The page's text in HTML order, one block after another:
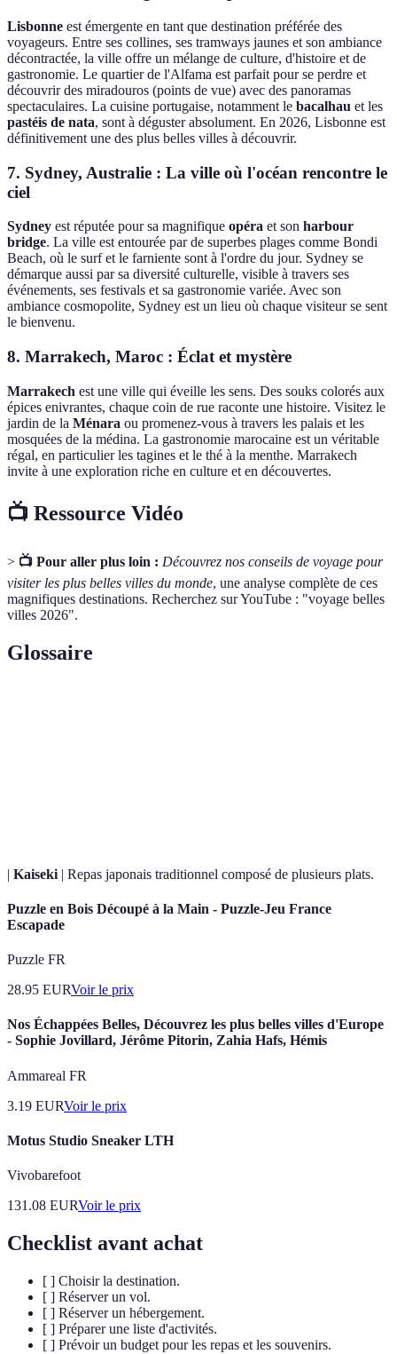
Lisbonne est émergente en tant que destination préférée des
voyageurs. Entre ses collines, ses tramways jaunes et son ambiance
décontractée, la ville offre un mélange de culture, d'histoire et de
gastronomie. Le quartier de l'Alfama est parfait pour se perdre et
découvrir des miradouros (points de vue) avec des panoramas
spectaculaires. La cuisine portugaise, notamment le bacalhau et les
pastéis de nata, sont à déguster absolument. En 2026, Lisbonne est
définitivement une des plus belles villes à découvrir.
7. Sydney, Australie : La ville où l'océan rencontre le
ciel
Sydney est réputée pour sa magnifique opéra et son harbour
bridge. La ville est entourée par de superbes plages comme Bondi
Beach, où le surf et le farniente sont à l'ordre du jour. Sydney se
démarque aussi par sa diversité culturelle, visible à travers ses
événements, ses festivals et sa gastronomie variée. Avec son
ambiance cosmopolite, Sydney est un lieu où chaque visiteur se sent
le bienvenu.
8. Marrakech, Maroc : Éclat et mystère
Marrakech est une ville qui éveille les sens. Des souks colorés aux
épices enivrantes, chaque coin de rue raconte une histoire. Visitez le
jardin de la Ménara ou promenez-vous à travers les palais et les
mosquées de la médina. La gastronomie marocaine est un véritable
régal, en particulier les tagines et le thé à la menthe. Marrakech
invite à une exploration riche en culture et en découvertes.
📺 Ressource Vidéo
> 📺 Pour aller plus loin : Découvrez nos conseils de voyage pour
visiter les plus belles villes du monde, une analyse complète de ces
magnifiques destinations. Recherchez sur YouTube : "voyage belles
villes 2026".
Glossaire
| Kaiseki | Repas japonais traditionnel composé de plusieurs plats.
Puzzle en Bois Découpé à la Main - Puzzle-Jeu France
Escapade
Puzzle FR
28.95 EURVoir le prix
Nos Échappées Belles, Découvrez les plus belles villes d'Europe
- Sophie Jovillard, Jérôme Pitorin, Zahia Hafs, Hémis
Ammareal FR
3.19 EURVoir le prix
Motus Studio Sneaker LTH
Vivobarefoot
131.08 EURVoir le prix
Checklist avant achat
[ ] Choisir la destination.
[ ] Réserver un vol.
[ ] Réserver un hébergement.
[ ] Préparer une liste d'activités.
[ ] Prévoir un budget pour les repas et les souvenirs.